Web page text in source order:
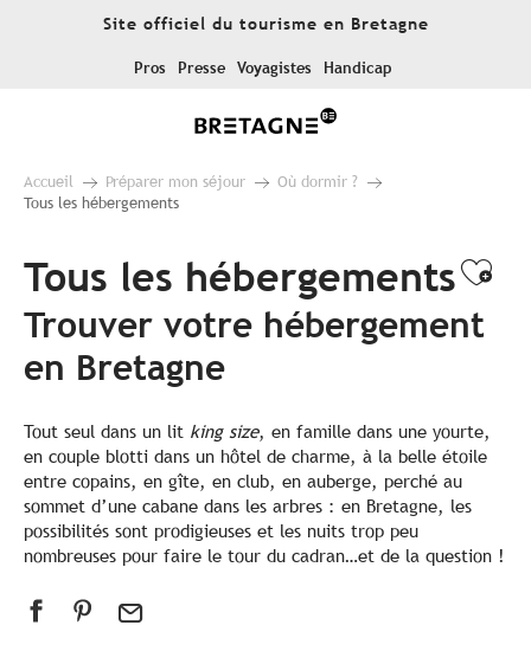
Site officiel du tourisme en Bretagne
Pros Presse Voyagistes Handicap
Accueil Préparer mon séjour
Où dormir ?
Tous les hébergements
Tous les hébergements
Trouver votre hébergement
en Bretagne
Tout seul dans un lit king size, en famille dans une yourte,
en couple blotti dans un hôtel de charme, à la belle étoile
entre copains, en gîte, en club, en auberge, perché au
sommet d’une cabane dans les arbres : en Bretagne, les
possibilités sont prodigieuses et les nuits trop peu
nombreuses pour faire le tour du cadran…et de la question !